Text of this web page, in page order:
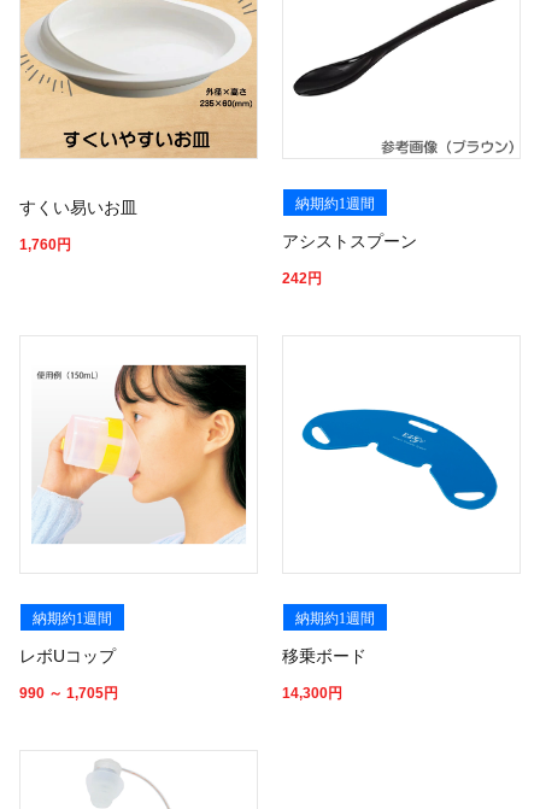
すくい易いお皿
1,760円
納期約1週間
アシストスプーン
242円
納期約1週間
レボUコップ
990 ～ 1,705円
納期約1週間
移乗ボード
14,300円